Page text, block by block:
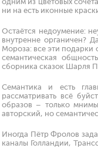
одним из цветовых
ни на есть иконные
Остаётся недоумение:
внутренне органичен?
Мороза: все эти
семантическая
сборника сказок Шарля
Семантика и есть
рассматривать всё
образов – только
авторский, но
Иногда Пётр Фролов
каналы Голландии,